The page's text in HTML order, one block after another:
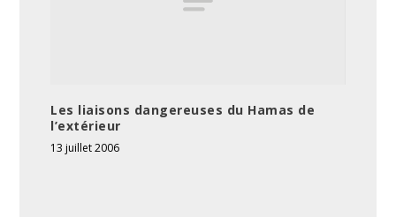
Les liaisons dangereuses du Hamas de
l’extérieur
13 juillet 2006